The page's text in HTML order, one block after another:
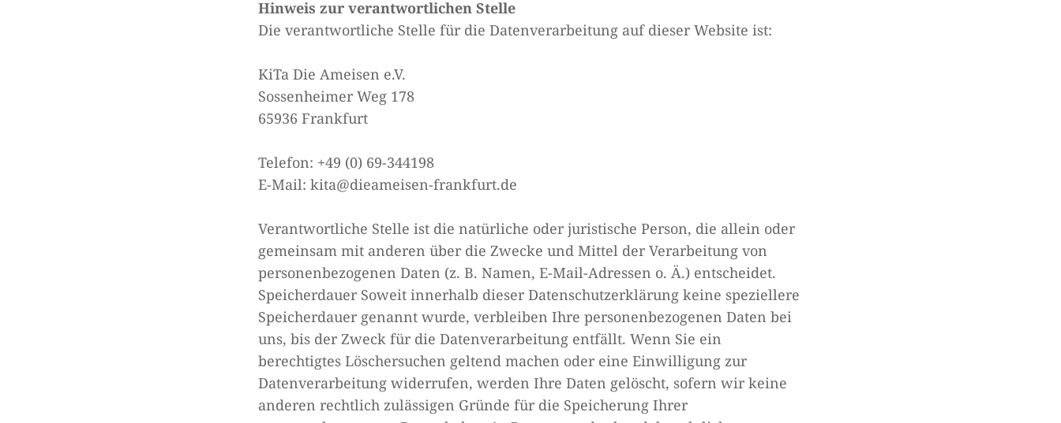
Hinweis zur verantwortlichen Stelle
Die verantwortliche Stelle für die Datenverarbeitung auf dieser Website ist:
KiTa Die Ameisen e.V.
Sossenheimer Weg 178
65936 Frankfurt
Telefon: +49 (0) 69-344198
E-Mail: kita@dieameisen-frankfurt.de
Verantwortliche Stelle ist die natürliche oder juristische Person, die allein oder
gemeinsam mit anderen über die Zwecke und Mittel der Verarbeitung von
personenbezogenen Daten (z. B. Namen, E-Mail-Adressen o. Ä.) entscheidet.
Speicherdauer Soweit innerhalb dieser Datenschutzerklärung keine speziellere
Speicherdauer genannt wurde, verbleiben Ihre personenbezogenen Daten bei
uns, bis der Zweck für die Datenverarbeitung entfällt. Wenn Sie ein
berechtigtes Löschersuchen geltend machen oder eine Einwilligung zur
Datenverarbeitung widerrufen, werden Ihre Daten gelöscht, sofern wir keine
anderen rechtlich zulässigen Gründe für die Speicherung Ihrer